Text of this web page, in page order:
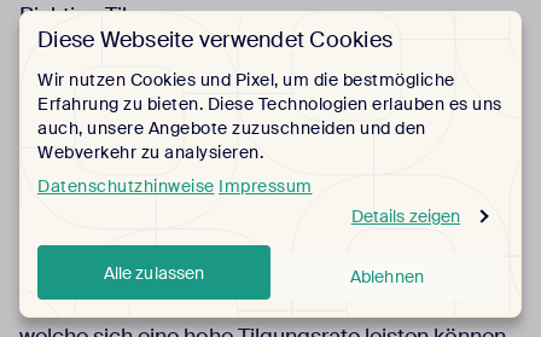
Diese Webseite verwendet Cookies
Wir nutzen Cookies und Pixel, um die bestmögliche
Erfahrung zu bieten. Diese Technologien erlauben es uns
auch, unsere Angebote zuzuschneiden und den
Webverkehr zu analysieren.
Datenschutzhinweise Impressum
Details zeigen
Alle zulassen Ablehnen
Richtige Tilgung
Die Tilgung plus die Zinsen ergeben die monatliche
Rate, die der Kreditnehmer an die Bank bezahlt.
Wohingegen die Zinsen als Bezahlung an die Bank
dienen, reduziert die Tilgung deine Schuld
gegenüber der Bank. Wie hoch Zins und Tilgung
monatlichen Finanzierungspotenzial. Für Banken
bedeutet dies eine höhere Sicherheit bei Kunden,